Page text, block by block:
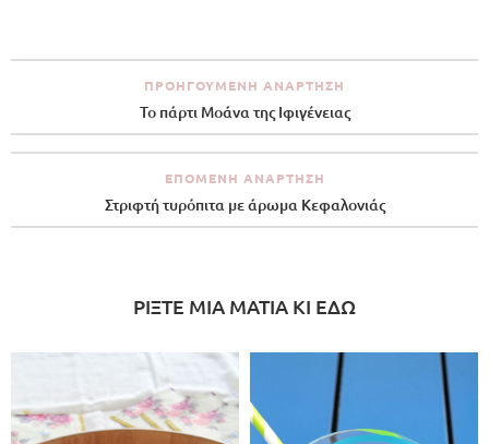
ΠΡΟΗΓΟΎΜΕΝΗ ΑΝΆΡΤΗΣΗ
Το πάρτι Μοάνα της Ιφιγένειας
ΕΠΌΜΕΝΗ ΑΝΆΡΤΗΣΗ
Στριφτή τυρόπιτα με άρωμα Κεφαλονιάς
ΡΙΞΤΕ ΜΙΑ ΜΑΤΙΑ ΚΙ ΕΔΩ